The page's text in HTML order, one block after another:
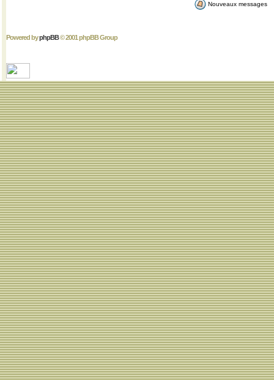
Nouveaux messages
Powered byphpBB© 2001 phpBB Group